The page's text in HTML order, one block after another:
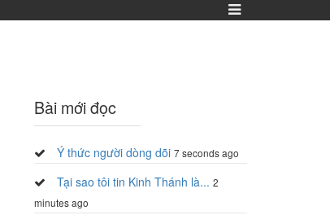
Bài mới đọc
Ý thức người dòng dõi 7 seconds ago
Tại sao tôi tin Kinh Thánh là... 2
minutes ago